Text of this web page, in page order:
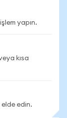
yapın.
kısa
edin.